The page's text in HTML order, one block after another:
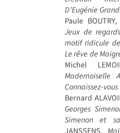
D’Eugénie
Paule BOUTRY,
Jeux de regards
motif ridicule
Le rêve de
Michel
Mademoiselle
Connaissez-
Bernard
Georges
Simenon et